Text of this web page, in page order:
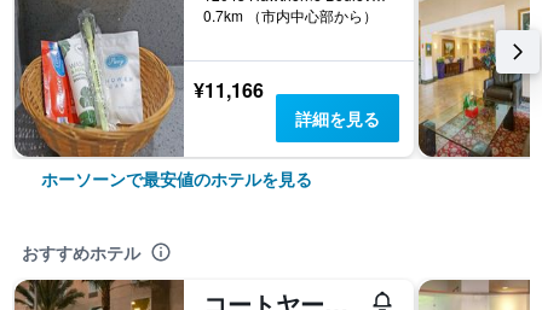
0.7km （市内中心部から）
¥11,166
詳細を見る
ホーソーンで最安値のホテルを見る
おすすめホテル